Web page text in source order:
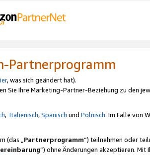
Partnerprogramm
, was sich geändert hat).
Sie Ihre Marketing-Partner-Beziehung zu den
, Italienisch,Spanisch und Polnisch. Im Falle von
(das „Partnerprogramm“) teilnehmen oder
“) ohne Änderungen akzeptieren.